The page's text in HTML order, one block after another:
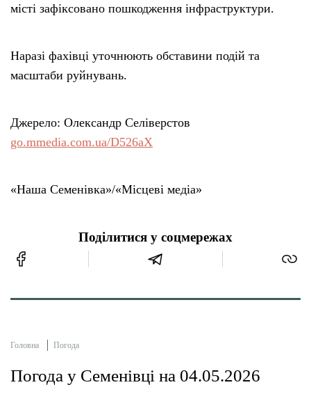
місті зафіксовано пошкодження інфраструктури.
Наразі фахівці уточнюють обставини подій та
масштаби руйнувань.
Джерело: Олександр Селіверстов
go.mmedia.com.ua/D526aX
«Наша Семенівка»/«Місцеві медіа»
Поділитися у соцмережах
Головна Погода
Погода у Семенівці на 04.05.2026